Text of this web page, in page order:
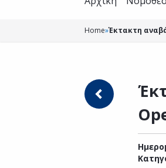
Home»Έκτακτη